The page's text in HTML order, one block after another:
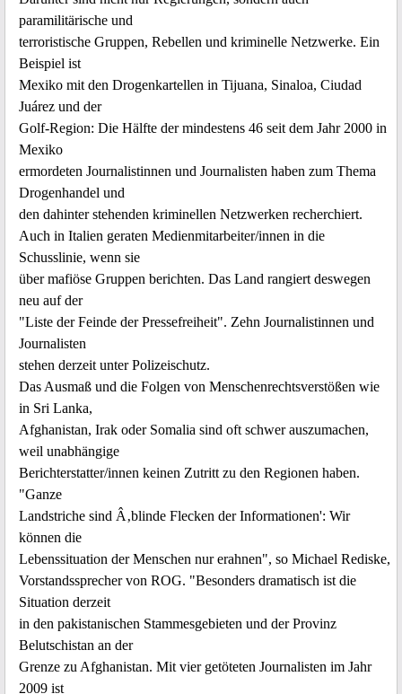
paramilitärische und
terroristische Gruppen, Rebellen und kriminelle Netzwerke. Ein
Beispiel ist
Mexiko mit den Drogenkartellen in Tijuana, Sinaloa, Ciudad
Juárez und der
Golf-Region: Die Hälfte der mindestens 46 seit dem Jahr 2000 in
Mexiko
ermordeten Journalistinnen und Journalisten haben zum Thema
Drogenhandel und
den dahinter stehenden kriminellen Netzwerken recherchiert.
Auch in Italien geraten Medienmitarbeiter/innen in die
Schusslinie, wenn sie
über mafiöse Gruppen berichten. Das Land rangiert deswegen
neu auf der
"Liste der Feinde der Pressefreiheit". Zehn Journalistinnen und
Journalisten
stehen derzeit unter Polizeischutz.
Das Ausmaß und die Folgen von Menschenrechtsverstößen wie
in Sri Lanka,
Afghanistan, Irak oder Somalia sind oft schwer auszumachen,
weil unabhängige
Berichterstatter/innen keinen Zutritt zu den Regionen haben.
"Ganze
Landstriche sind Â‚blinde Flecken der Informationen': Wir
können die
Lebenssituation der Menschen nur erahnen", so Michael Rediske,
Vorstandssprecher von ROG. "Besonders dramatisch ist die
Situation derzeit
in den pakistanischen Stammesgebieten und der Provinz
Belutschistan an der
Grenze zu Afghanistan. Mit vier getöteten Journalisten im Jahr
2009 ist